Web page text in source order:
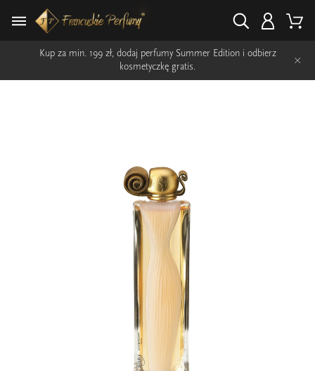
Kup za min. 199 zł, dodaj perfumy Summer Edition i odbierz
kosmetyczkę gratis.
×